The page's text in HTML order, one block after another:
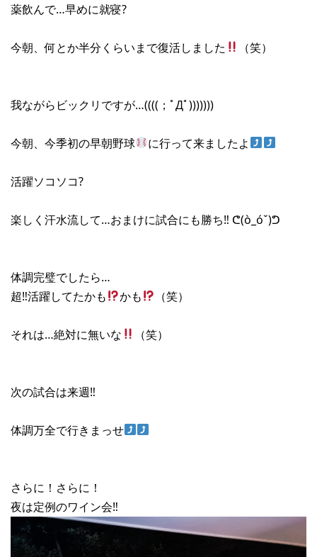
薬飲んで…早めに就寝?
今朝、何とか半分くらいまで復活しました （笑）
我ながらビックリですが…((((；ﾟДﾟ)))))))
今朝、今季初の早朝野球 に行って来ましたよ
活躍ソコソコ?
楽しく汗水流して…おまけに試合にも勝ち‼︎ ᕦ(ò_óˇ)ᕤ
体調完璧でしたら…
超‼︎活躍してたかも
かも （笑）
それは…絶対に無いな （笑）
次の試合は来週‼︎
体調万全で行きまっせ
さらに！さらに！
夜は定例のワイン会‼︎